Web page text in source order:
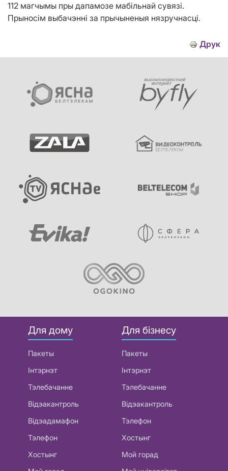
112 магчымы пры дапамозе мабільнай сувязі.
Прыносім выбачэнні за прычыненыя нязручнасці.
Друк
Для дому
Пакеты
Інтэрнэт
Тэлебачанне
Відэакантроль
Відэадамафон
Тэлефон
Хостынг
Для бізнесу
Пакеты
Інтэрнэт
Тэлебачанне
Відэакантроль
Тэлефон
Хостынг
Мой горад